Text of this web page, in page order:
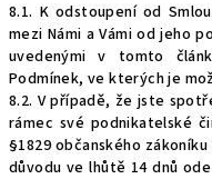
8.1. K odstoupení od
mezi Námi a Vámi od jeho
uvedenými v tomto
Podmínek, ve kterých je
8.2. V případě, že jste
rámec své podnikatelské
§1829 občanského
důvodu ve lhůtě 14 dnů